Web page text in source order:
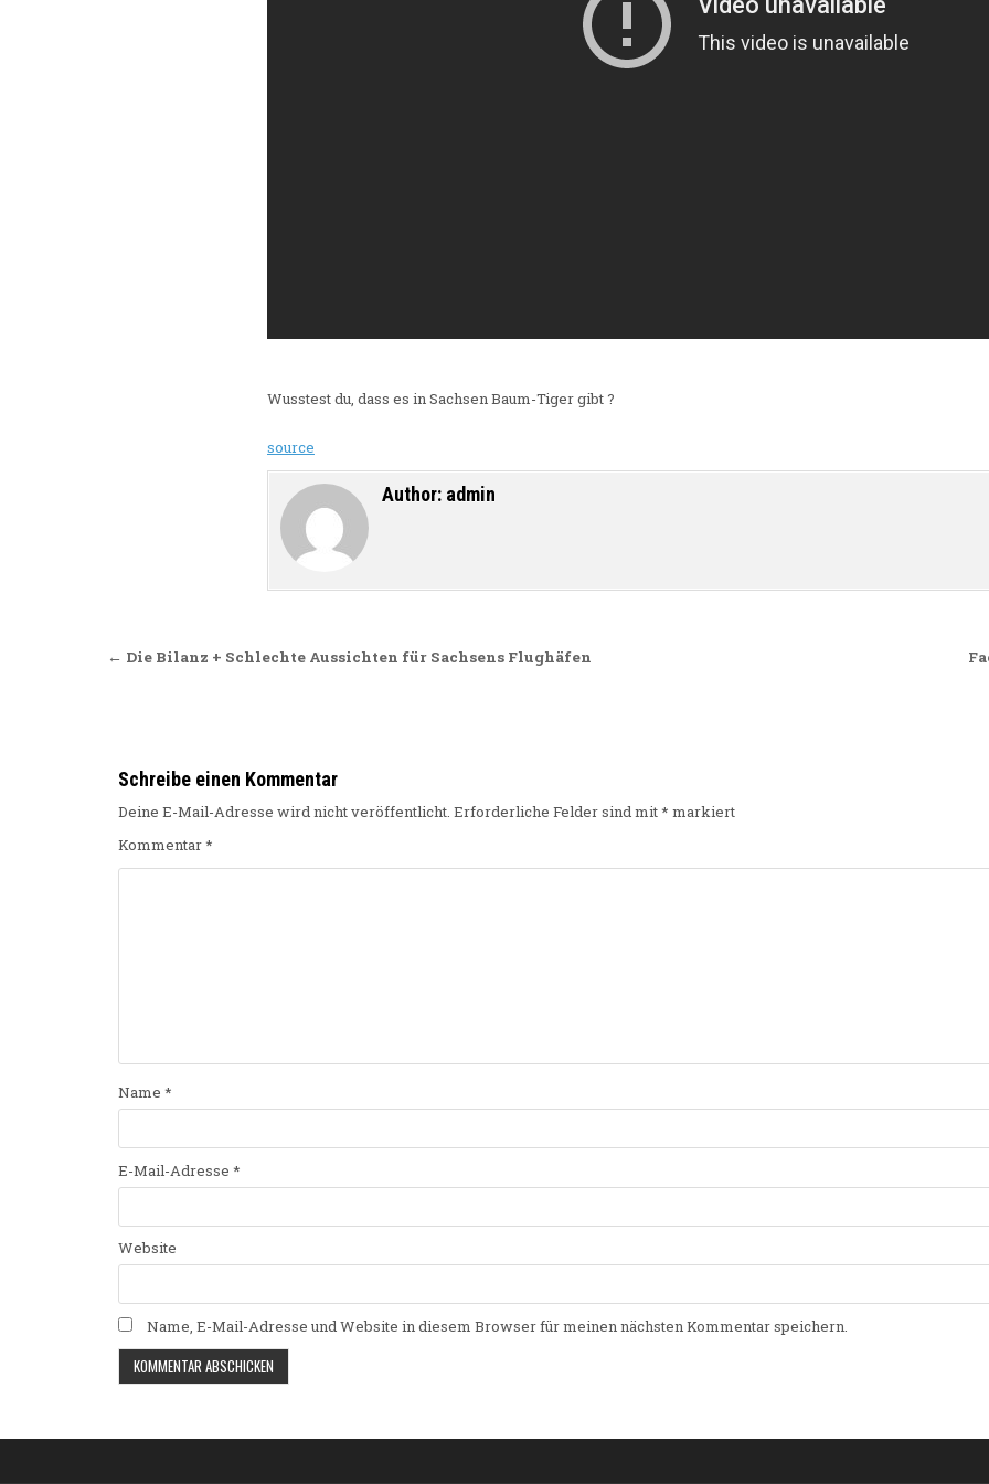
Wusstest du, dass es in Sachsen Baum-Tiger gibt ?
source
Author: admin
Beitragsnavigation
← Die Bilanz + Schlechte Aussichten für Sachsens Flughäfen
Schreibe einen Kommentar
Deine E-Mail-Adresse wird nicht veröffentlicht. Erforderliche Felder sind mit* markiert
Kommentar*
Name *
E-Mail-Adresse *
Website
Name, E-Mail-Adresse und Website in diesem Browser für meinen nächsten Kommentar speichern.